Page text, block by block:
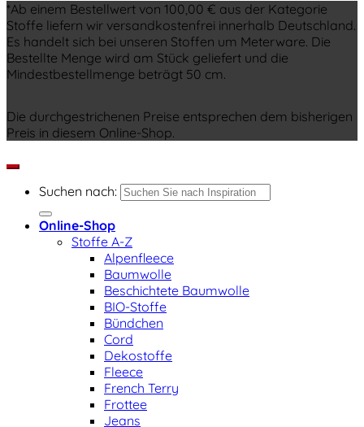
*Ab einem Bestellwert von 100,00 € aus der Kategorie
Stoffe liefern wir versandkostenfrei innerhalb Deutschland.
Es handelt sich bei unseren Stoffen um Meterware. Die
Bestellte Menge wird am Stück geliefert und die
Mindestbestellmenge beträgt 50 cm.
Die durchgestrichenen Preise entsprechen dem bisherigen
Preis in diesem Online-Shop.
Suchen nach:
Online-Shop
Stoffe A-Z
Alpenfleece
Baumwolle
Beschichtete Baumwolle
BIO-Stoffe
Bündchen
Cord
Dekostoffe
Fleece
French Terry
Frottee
Jeans